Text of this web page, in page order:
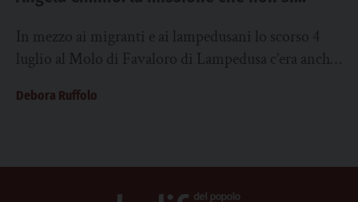
In mezzo ai migranti e ai lampedusani lo scorso 4
luglio al Molo di Favaloro di Lampedusa c’era anche
Debora Ruffolo